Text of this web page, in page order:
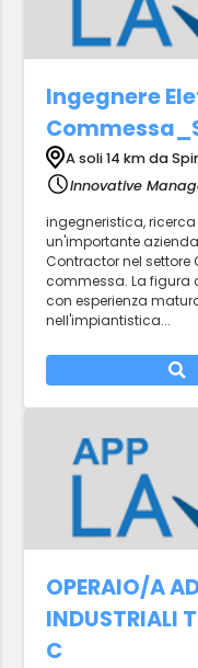
Ingegnere
A soli 14 km da
Innovative
ingegneristica,
un'importante
Contractor nel settore
commessa. La figura
con esperienza
nell'impiantistica...
OPERAIO/A
INDUSTRIALI
C